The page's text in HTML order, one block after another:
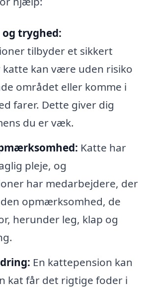
tryghed:
tilbyder et sikkert
katte kan være uden risiko
området eller komme i
farer. Dette giver dig
du er væk.
Katte har
pleje, og
har medarbejdere, der
opmærksomhed, de
herunder leg, klap og
En kattepension kan
kat får det rigtige foder i